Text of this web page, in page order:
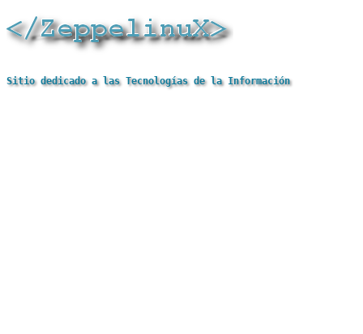
Sitio dedicado a las Tecnologías de la Información